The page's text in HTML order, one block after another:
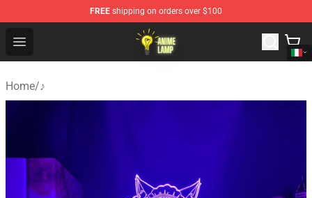
FREE shipping on orders over $100
Open menu
Anime Lamp Shop - The Best Store of Anime Lamp
Home/♪